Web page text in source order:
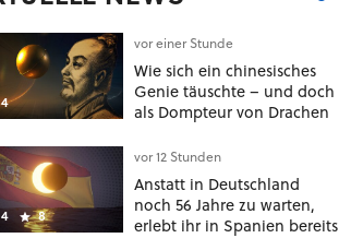
vor einer Stunde
Wie sich ein chinesisches
Genie täuschte – und doch
als Dompteur von Drachen
behält [Best of GameStar]
8
vor 12 Stunden
Anstatt in Deutschland
noch 56 Jahre zu warten,
erlebt ihr in Spanien bereits